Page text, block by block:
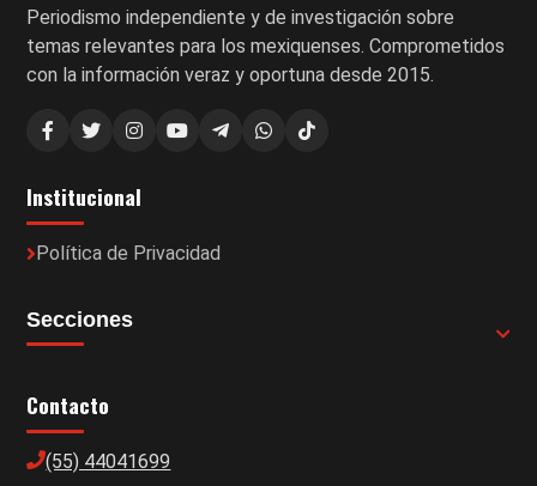
Periodismo independiente y de investigación sobre
temas relevantes para los mexiquenses. Comprometidos
con la información veraz y oportuna desde 2015.
Institucional
Política de Privacidad
Secciones
Contacto
(55) 44041699